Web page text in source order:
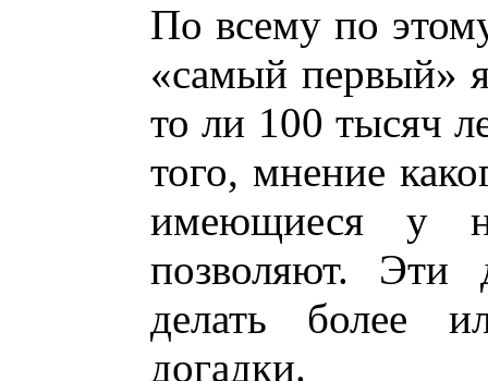
По всему по
«самый первый»
то ли 100 тысяч
того, мнение
имеющиеся у
позволяют. Эти
делать более
догадки.